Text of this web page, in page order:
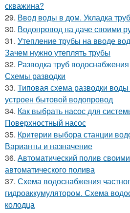
скважина?
29. Ввод воды в дом. Укладка
30. Водопровод на даче своими
31. Утепление трубы на вводе
Зачем нужно утеплять трубы
32. Разводка труб
Схемы разводки
33. Типовая схема разводки
устроен бытовой водопровод
34. Как выбрать насос для
Поверхностный насос
35. Критерии выбора станции
Варианты и назначение
36. Автоматический полив
автоматического полива
37. Схема водоснабжения
гидроаккумулятором. Схема
колодца